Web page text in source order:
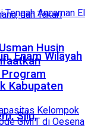
Enam Wilayah
Kabupaten
Silu,
Husin
Program